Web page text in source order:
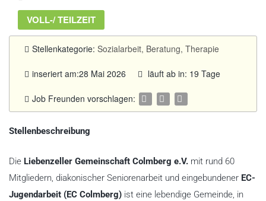
VOLL-/ TEILZEIT
Stellenkategorie: Sozialarbeit, Beratung, Therapie
inseriert am:28 Mai 2026 läuft ab in: 19 Tage
Job Freunden vorschlagen:
Stellenbeschreibung
Die Liebenzeller Gemeinschaft Colmberg e.V. mit rund 60
Mitgliedern, diakonischer Seniorenarbeit und eingebundener EC-
Jugendarbeit (EC Colmberg) ist eine lebendige Gemeinde, in